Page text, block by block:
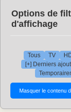
Options de
d'affichage
Tous TV
[+] Derniers